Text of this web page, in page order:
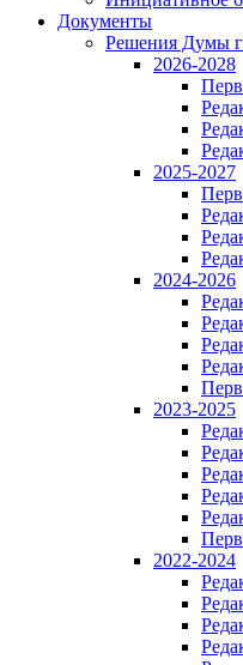
Документы
Решения Думы
2026-2028
2025-2027
2024-2026
2023-2025
2022-2024